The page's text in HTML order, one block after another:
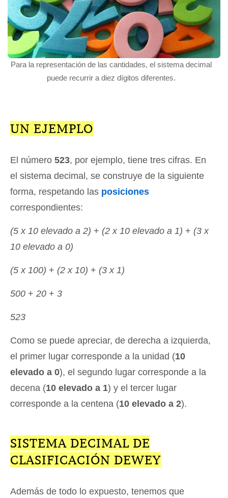
Para la representación de las cantidades, el sistema decimal
puede recurrir a diez dígitos diferentes.
UN EJEMPLO
El número 523, por ejemplo, tiene tres cifras. En
el sistema decimal, se construye de la siguiente
forma, respetando las posiciones
correspondientes:
(5 x 10 elevado a 2) + (2 x 10 elevado a 1) + (3 x
10 elevado a 0)
(5 x 100) + (2 x 10) + (3 x 1)
500 + 20 + 3
523
Como se puede apreciar, de derecha a izquierda,
el primer lugar corresponde a la unidad (10
elevado a 0), el segundo lugar corresponde a la
decena (10 elevado a 1) y el tercer lugar
corresponde a la centena (10 elevado a 2).
SISTEMA DECIMAL DE
CLASIFICACIÓN DEWEY
Además de todo lo expuesto, tenemos que